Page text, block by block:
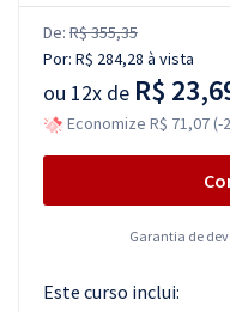
De: R$ 355,35
Por: R$ 284,28 à vista
ou 12x de R$
Economize R$ 71,07 (-
Garantia de
Este curso inclui: